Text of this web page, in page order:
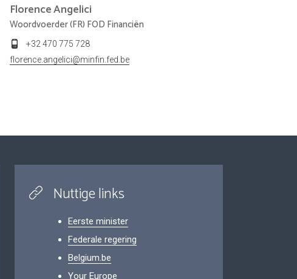
FlorenceAngelici
Woordvoerder (FR) FOD Financiën
+32 470 775 728
florence.angelici@minfin.fed.be
Nuttige links
Eerste minister
Federale regering
Belgium.be
Your Europe